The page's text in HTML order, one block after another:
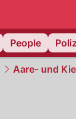
People
Aare- und